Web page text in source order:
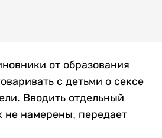
от образования
с детьми о сексе
Вводить отдельный
не намерены, передает